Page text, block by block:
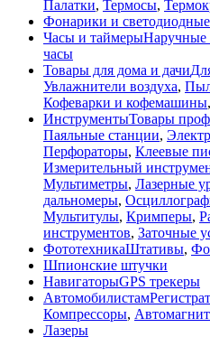
Палатки, Термосы,
Фонарики и
Часы и таймерыНаручные
часы
Товары для дома и дачи
Увлажнители воздуха,
Кофеварки и кофемашины,
ИнструментыТовары
Паяльные станции,
Перфораторы, Клеевые
Измерительный
Мультиметры, Лазерные
дальномеры,
Мультитулы, Кримперы,
инструментов, Заточные
ФототехникаШтативы,
Шпионские штучки
НавигаторыGPS трекеры
Автомобилистам
Компрессоры,
Лазеры